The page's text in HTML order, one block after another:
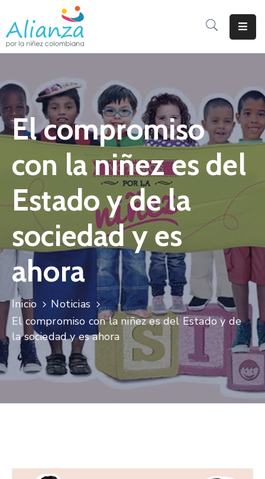
Inicio
Alianza
Documentos
Sé
Parte
De
Alianza
Participación
De
Niñez
Contáctanos
El compromiso
con la niñez es del
Estado y de la
sociedad y es
ahora
Inicio
Noticias
El compromiso con la niñez es del Estado y de
la sociedad y es ahora